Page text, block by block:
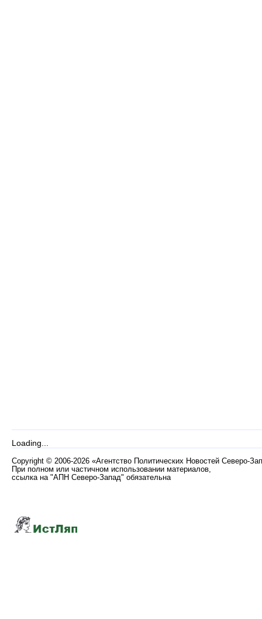
Loading...
Copyright © 2006-2026 «Агентство Политических Новостей Северо-
При полном или частичном использовании материалов,
ссылка на "АПН Северо-Запад" обязательна